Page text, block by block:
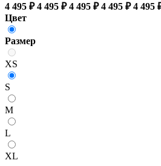
4 495 ₽ 4 495 ₽ 4 495 ₽ 4 495 ₽ 4 495
Цвет
Размер
XS
S
M
L
XL